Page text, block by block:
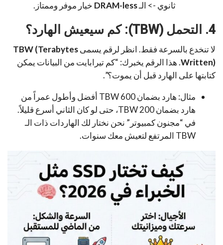
ثانوي -> الـDRAM-less خيار موفر وممتاز.
4. التحمل (TBW): كم سيعيش الهارد؟
لا تنخدع بالسرعة فقط. انظر لرقم يسمىTBW (Terabytes
Written). هذا الرقم يخبرك: “كم تيرابايت من البيانات يمكن
كتابتها على الهارد قبل أن يموت؟”.
مثال: هارد بضمان 600 TBW أفضل وأطول عمراً من
هارد بضمان 200 TBW، حتى لو كان الثاني أسرع قليلاً.
في “مجنون كمبيوتر” نحن نختار لك الهاردات ذات الـ
TBW المرتفع لتعيش معك سنوات.